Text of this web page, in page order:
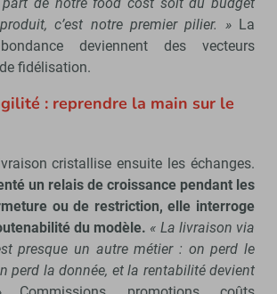
c’est notre premier pilier. » La
deviennent des vecteurs
fidélisation.
: reprendre la main sur le
cristallise ensuite les échanges.
un relais de croissance pendant les
ou de restriction, elle interroge
du modèle. « La livraison via
presque un autre métier : on perd le
perd la donnée, et la rentabilité devient